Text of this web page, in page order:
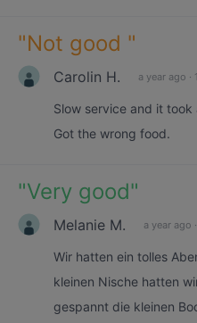
"Not good "
Carolin H. a year ago ·
Slow service and it
Got the wrong food.
"Very good"
Melanie M. a year ago ·
Wir hatten ein tolles
kleinen Nische hatten
gespannt die kleinen